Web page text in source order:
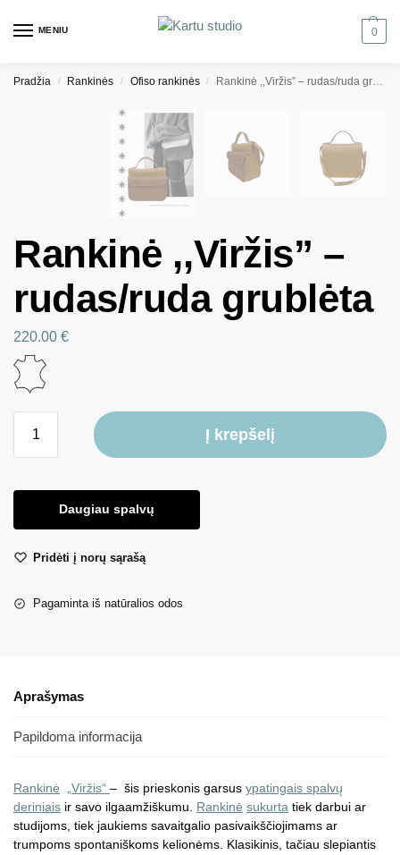
MENIU 0
Pradžia / Rankinės / Ofiso rankinės / Rankinė ,,Viržis” – rudas/ruda grublėta
Rankinė ,,Viržis” –
rudas/ruda grublėta
220.00 €
Į krepšelį
Daugiau spalvų
Pridėti į norų sąrašą
Pagaminta iš natūralios odos
Aprašymas
Papildoma informacija
Rankinė „Viržis“ – šis prieskonis garsus ypatingais spalvų
deriniais ir savo ilgaamžiškumu. Rankinė sukurta tiek darbui ar
studijoms, tiek jaukiems savaitgalio pasivaikščiojimams ar
trumpoms spontaniškoms kelionėms. Klasikinis, tačiau slepiantis